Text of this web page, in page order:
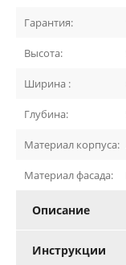
Гарантия:
Высота:
Ширина :
Глубина:
Материал корпуса:
Материал фасада:
Описание
Инструкции